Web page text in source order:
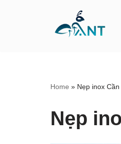
Home » Nẹp inox
Nẹp